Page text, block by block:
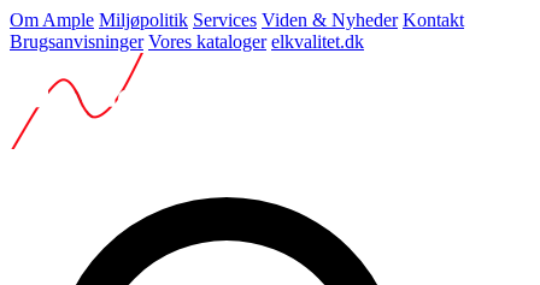
Om Ample Miljøpolitik Services Viden & Nyheder Kontakt
Brugsanvisninger Vores kataloger elkvalitet.dk